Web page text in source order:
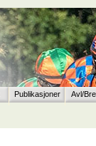
Publikasjoner Avl/